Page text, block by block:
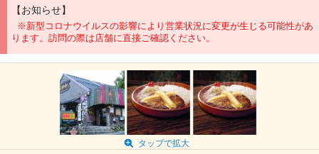
【お知らせ】
※新型コロナウイルスの影響により営業状況に変更が生じる可能性があ
ります。訪問の際は店舗に直接ご確認ください。
タップで拡大